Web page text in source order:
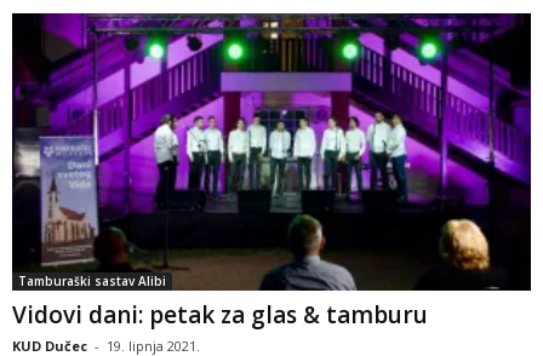
Tamburaški sastav Alibi
Vidovi dani: petak za glas & tamburu
KUD Dučec - 19. lipnja 2021.